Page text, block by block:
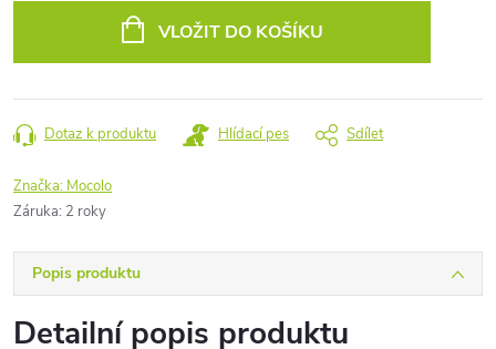
VLOŽIT DO KOŠÍKU
Dotaz k produktu Hlídací pes Sdílet
Značka: Mocolo
Záruka: 2 roky
Popis produktu
Detailní popis produktu